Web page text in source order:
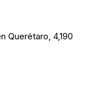
Querétaro, 4,190